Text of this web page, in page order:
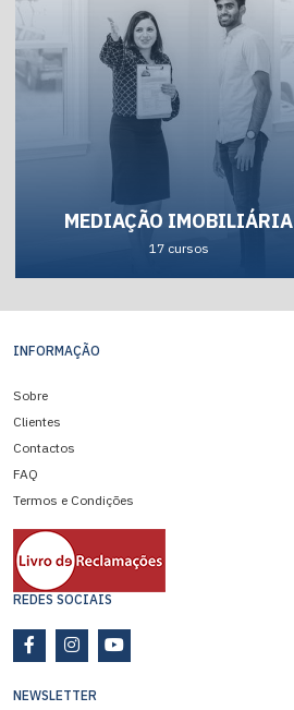
MEDIAÇÃO IMOBILIÁRIA
17 cursos
INFORMAÇÃO
Sobre
Clientes
Contactos
FAQ
Termos e Condições
REDES SOCIAIS
NEWSLETTER